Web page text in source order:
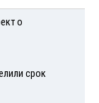
о
срок